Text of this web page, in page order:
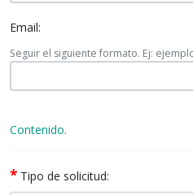
Email:
Seguir el siguiente formato. Ej:
Contenido.
* Tipo de solicitud: